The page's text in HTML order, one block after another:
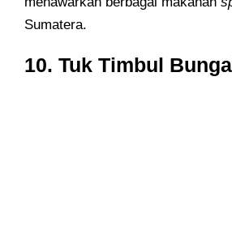
Sumatera.
10. Tuk Timbul